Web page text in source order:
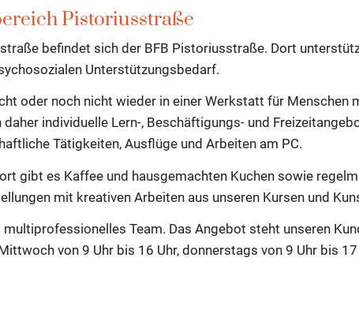
Pistoriusstraße
befindet sich der BFB Pistoriusstraße. Dort
Unterstützungsbedarf.
oder noch nicht wieder in einer Werkstatt für
individuelle Lern-, Beschäftigungs- und
Tätigkeiten, Ausflüge und Arbeiten am PC.
gibt es Kaffee und hausgemachten Kuchen sowie
mit kreativen Arbeiten aus unseren Kursen und
Team. Das Angebot steht unseren
von 9 Uhr bis 16 Uhr, donnerstags von 9 Uhr bis